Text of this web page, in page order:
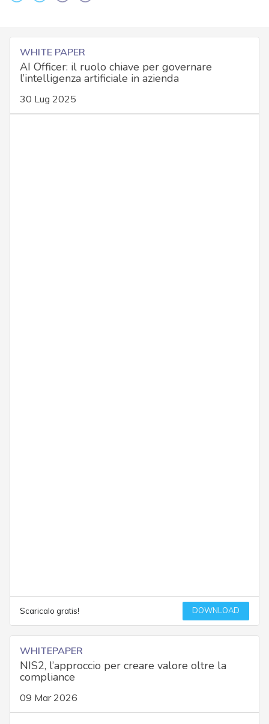
WHITE PAPER
AI Officer: il ruolo chiave per governare
l’intelligenza artificiale in azienda
30 Lug 2025
Scaricalo gratis! DOWNLOAD
WHITEPAPER
NIS2, l’approccio per creare valore oltre la
compliance
09 Mar 2026